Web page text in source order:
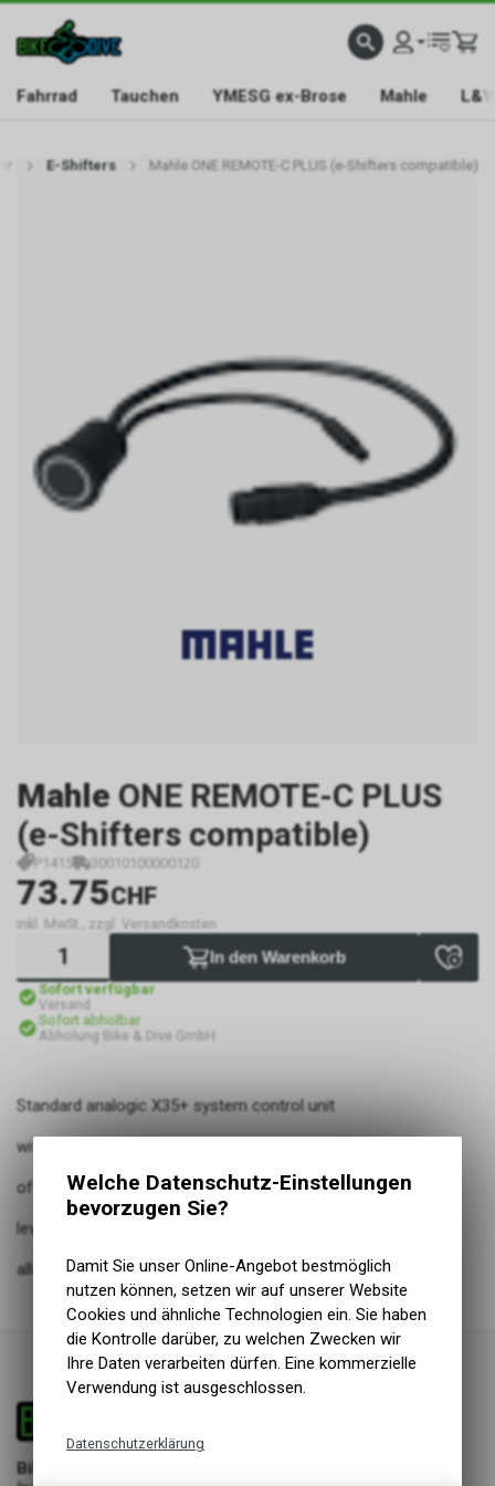
Fahrrad Tauchen YMESG ex-Brose Mahle
E-Shifters Mahle ONE REMOTE-C PLUS (e-Shifters compatible)
Mahle ONE REMOTE-C PLUS
(e-Shifters compatible)
P1415 30010100000120
73.75CHF
inkl. MwSt., zzgl. Versandkosten
In den Warenkorb
Sofort verfügbar
Versand
Sofort abholbar
Abholung Bike & Dive GmbH
Standard analogic X35+ system control unit
with on button and LED ring for: system on /
off, battery and system information, Assist
level control and lights On / Off. This version
allows compatibility with MAHLE e-shifters.
Bike & Dive GmbH
Welche Datenschutz-Einstellungen
bevorzugen Sie?
Damit Sie unser Online-Angebot bestmöglich
nutzen können, setzen wir auf unserer Website
Cookies und ähnliche Technologien ein. Sie haben
die Kontrolle darüber, zu welchen Zwecken wir
Ihre Daten verarbeiten dürfen. Eine kommerzielle
Verwendung ist ausgeschlossen.
Datenschutzerklärung